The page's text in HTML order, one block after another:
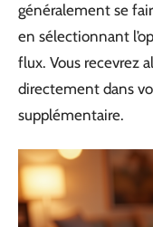
généralement se
en sélectionnant
flux. Vous recevrez
directement dans
supplémentaire.